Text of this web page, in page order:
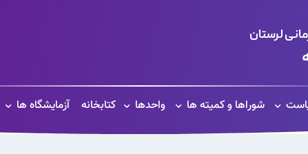
لرستان
شوراها و کمیته ها واحدها کتابخانه آزمایشگاه ها